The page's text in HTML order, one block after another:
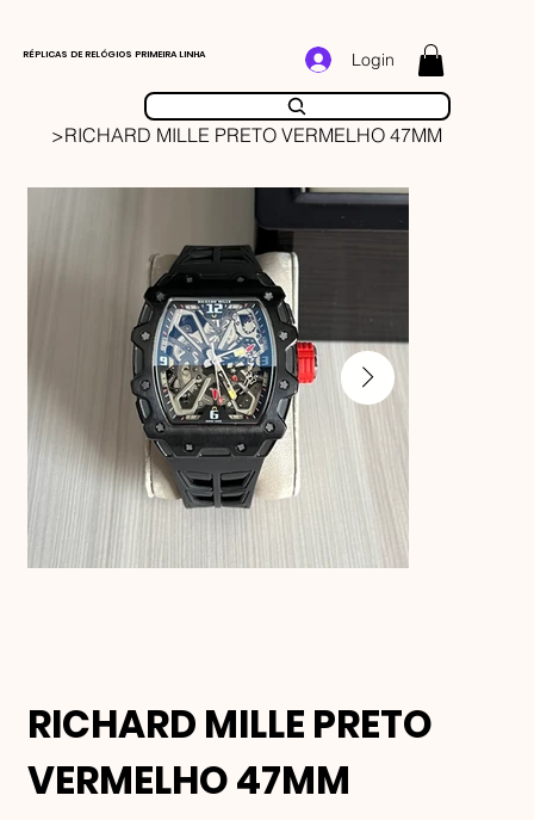
RÉPLICAS DE RELÓGIOS PRIMEIRA LINHA Login
>RICHARD MILLE PRETO VERMELHO 47MM
RICHARD MILLE PRETO
VERMELHO 47MM